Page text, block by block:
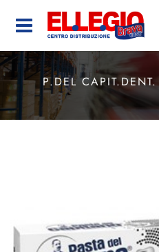
Open
P.DEL